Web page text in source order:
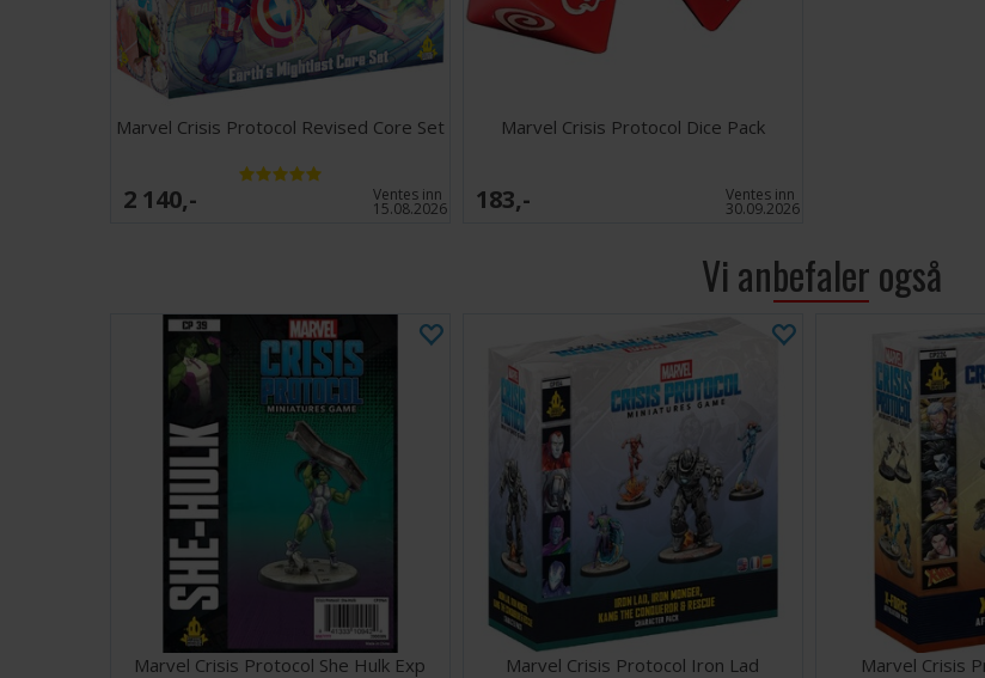
Marvel Crisis Protocol Revised Core Set
2 140,- Ventes inn
15.08.2026
Marvel Crisis Protocol Dice Pack
183,- Ventes inn
30.09.2026
Vi anbefaler også
Marvel Crisis Protocol She Hulk Exp Marvel Crisis Protocol Iron Lad Marvel Crisis